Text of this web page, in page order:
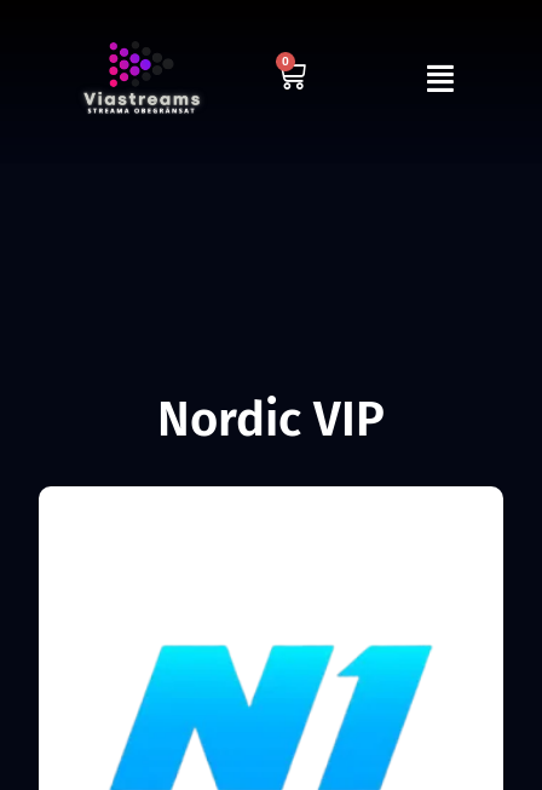
0
Nordic VIP